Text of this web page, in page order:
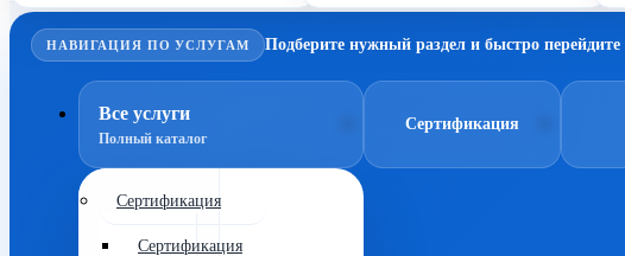
НАВИГАЦИЯ ПО УСЛУГАМ Подберите нужный раздел и быстро
Все услуги
Полный каталог
Сертификация
Сертификация
Сертификация